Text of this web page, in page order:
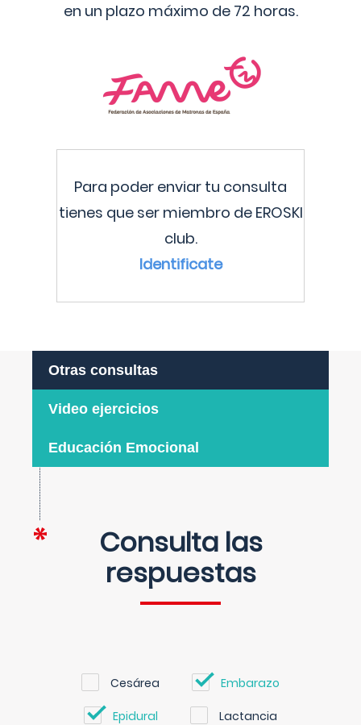
en un plazo máximo de 72 horas.
Para poder enviar tu consulta
tienes que ser miembro de EROSKI
club.
Identificate
Otras consultas
Video ejercicios
Educación Emocional
Consulta las
respuestas
Cesárea Embarazo
Epidural Lactancia